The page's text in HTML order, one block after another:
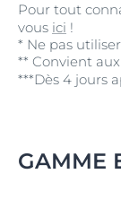
Pour tout
vous ici !
* Ne pas
** Convient
***Dès 4 jours
GAMME